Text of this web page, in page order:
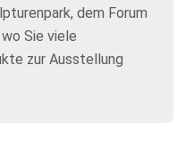
dem Forum
Sie viele
zur Ausstellung